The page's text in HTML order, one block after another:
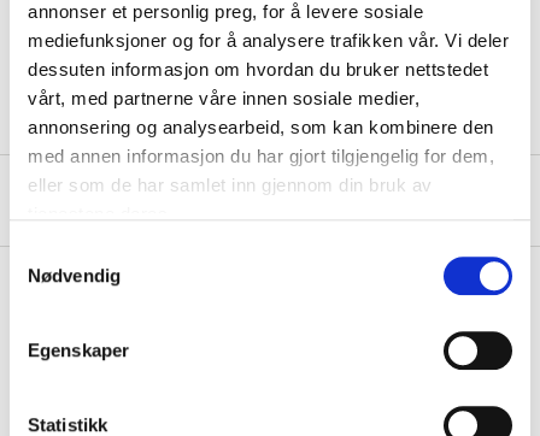
annonser et personlig preg, for å levere sosiale
mediefunksjoner og for å analysere trafikken vår. Vi deler
dessuten informasjon om hvordan du bruker nettstedet
vårt, med partnerne våre innen sosiale medier,
annonsering og analysearbeid, som kan kombinere den
med annen informasjon du har gjort tilgjengelig for dem,
eller som de har samlet inn gjennom din bruk av
Samtykkevalg
Nødvendig
Egenskaper
Statistikk
Colour
White
Material
Polyester/cotton TC
About the manufacturer